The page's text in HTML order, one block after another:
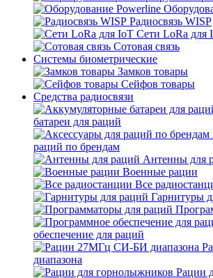
Радиосвязь WISP
Сети LoRa для
Сотовая связь
Системы биометрические
Замков товары
Сейфов товары
Средства радиосвязи
батареи для раций
раций по брендам
Антенны для
Военные рации
Все
Гарнитуры
обеспечение для раций
диапазона
Рации